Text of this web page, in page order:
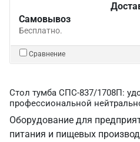
Самовывоз
Бесплатно.
Сравнение
Стол тумба СПС-837/1708П:
профессиональной
Оборудование для
питания и пищевых